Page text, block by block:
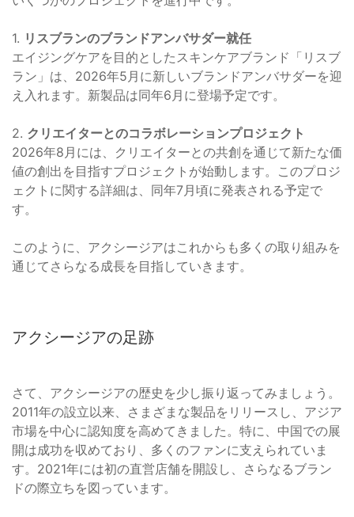
1. リスブランのブランドアンバサダー就任
エイジングケアを目的としたスキンケアブランド「リスブ
ラン」は、2026年5月に新しいブランドアンバサダーを迎
え入れます。新製品は同年6月に登場予定です。
2. クリエイターとのコラボレーションプロジェクト
2026年8月には、クリエイターとの共創を通じて新たな価
値の創出を目指すプロジェクトが始動します。このプロジ
ェクトに関する詳細は、同年7月頃に発表される予定で
す。
このように、アクシージアはこれからも多くの取り組みを
通じてさらなる成長を目指していきます。
アクシージアの足跡
さて、アクシージアの歴史を少し振り返ってみましょう。
2011年の設立以来、さまざまな製品をリリースし、アジア
市場を中心に認知度を高めてきました。特に、中国での展
開は成功を収めており、多くのファンに支えられていま
す。2021年には初の直営店舗を開設し、さらなるブラン
ドの際立ちを図っています。